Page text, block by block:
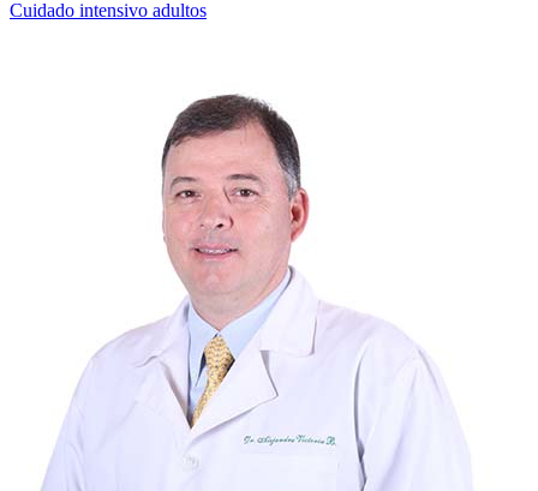
Cuidado intensivo adultos